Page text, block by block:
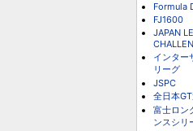
Formula
FJ1600
JAPAN
インター
リーグ
JSPC
全日本
富士ロン
ンスシリ